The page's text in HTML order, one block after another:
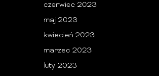
czerwiec 2023
maj 2023
kwiecień 2023
marzec 2023
luty 2023